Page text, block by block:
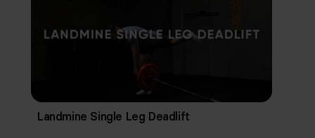
Landmine Single Leg Deadlift